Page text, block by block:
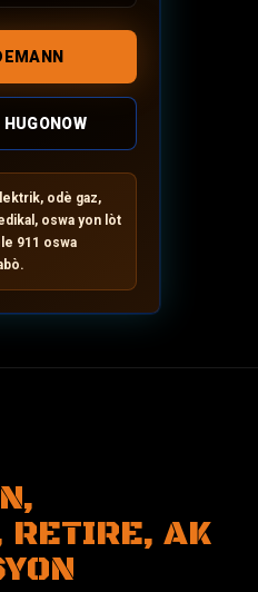
odè gaz,
oswa yon lòt
911 oswa
RETIRE, AK